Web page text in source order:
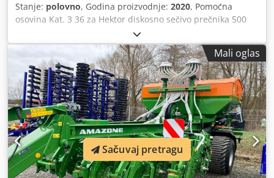
Stanje: polovno, Godina proizvodnje: 2020, Pomoćna
osovina Kat. 3 36 za Hektor diskosno sečivo prečnika 500
mm za hidrauličko oslobađanje kamena / teški predorezač
G1, podesiv, LED osvetljenje pozadi, označavanje napred /
zaštita od krađe, EU tipska homologacija 40 km/h - vučeni
reverzibilni plug - RH 82 / mogućnost proširenja
Dcedpfxothk U Ts Afiek
Mali oglas
Sačuvaj pretragu